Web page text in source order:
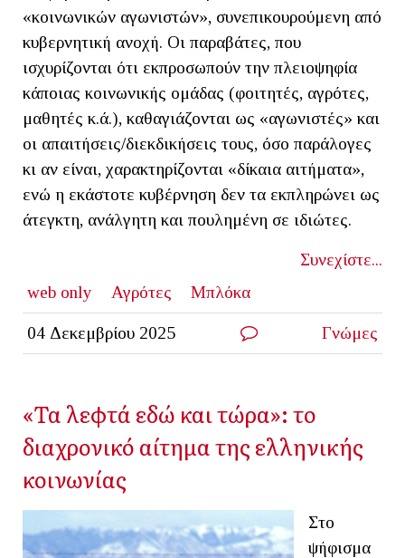
«κοινωνικών αγωνιστών», συνεπικουρούμενη από
κυβερνητική ανοχή. Οι παραβάτες, που
ισχυρίζονται ότι εκπροσωπούν την πλειοψηφία
κάποιας κοινωνικής ομάδας (φοιτητές, αγρότες,
μαθητές κ.ά.), καθαγιάζονται ως «αγωνιστές» και
οι απαιτήσεις/διεκδικήσεις τους, όσο παράλογες
κι αν είναι, χαρακτηρίζονται «δίκαια αιτήματα»,
ενώ η εκάστοτε κυβέρνηση δεν τα εκπληρώνει ως
άτεγκτη, ανάλγητη και πουλημένη σε ιδιώτες.
Συνεχίστε...
web only
Αγρότες Μπλόκα
04 Δεκεμβρίου 2025 Γνώμες
«Τα λεφτά εδώ και τώρα»: το
διαχρονικό αίτημα της ελληνικής
κοινωνίας
Στο
ψήφισμα